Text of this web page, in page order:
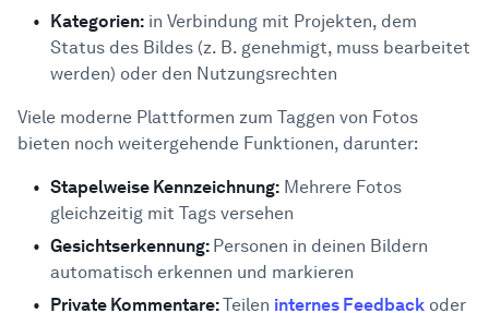
Kategorien: in Verbindung mit Projekten, dem
Status des Bildes (z. B. genehmigt, muss bearbeitet
werden) oder den Nutzungsrechten
Viele moderne Plattformen zum Taggen von Fotos
bieten noch weitergehende Funktionen, darunter:
Stapelweise Kennzeichnung: Mehrere Fotos
gleichzeitig mit Tags versehen
Gesichtserkennung: Personen in deinen Bildern
automatisch erkennen und markieren
Private Kommentare:Teilen internes Feedback oder